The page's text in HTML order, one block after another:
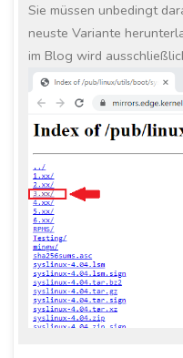
Sie müssen unbedingt
neuste Variante
im Blog wird